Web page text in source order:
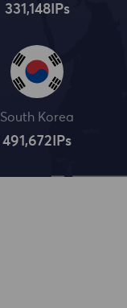
331,148IPs
South Korea
491,672 IPs